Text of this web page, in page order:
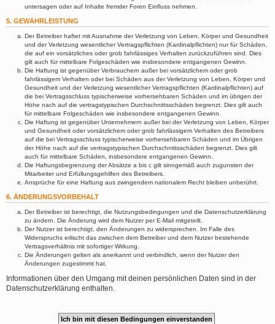
untersagen oder auf Inhalte fremder Foren Einfluss nehmen.
5. GEWÄHRLEISTUNG
Der Betreiber haftet mit Ausnahme der Verletzung von Leben, Körper und Gesundheit
und der Verletzung wesentlicher Vertragspflichten (Kardinalpflichten) nur für Schäden,
die auf ein vorsätzliches oder grob fahrlässiges Verhalten zurückzuführen sind. Dies
gilt auch für mittelbare Folgeschäden wie insbesondere entgangenen Gewinn.
Die Haftung ist gegenüber Verbrauchern außer bei vorsätzlichem oder grob
fahrlässigem Verhalten oder bei Schäden aus der Verletzung von Leben, Körper und
Gesundheit und der Verletzung wesentlicher Vertragspflichten (Kardinalpflichten) auf
die bei Vertragsschluss typischerweise vorhersehbaren Schäden und im übrigen der
Höhe nach auf die vertragstypischen Durchschnittsschäden begrenzt. Dies gilt auch
für mittelbare Folgeschäden wie insbesondere entgangenen Gewinn.
Die Haftung ist gegenüber Unternehmern außer bei der Verletzung von Leben, Körper
und Gesundheit oder vorsätzlichem oder grob fahrlässigem Verhalten des Betreibers
auf die bei Vertragsschluss typischerweise vorhersehbaren Schäden und im Übrigen
der Höhe nach auf die vertragstypischen Durchschnittsschäden begrenzt. Dies gilt
auch für mittelbare Schäden, insbesondere entgangenen Gewinn.
Die Haftungsbegrenzung der Absätze a bis c gilt sinngemäß auch zugunsten der
Mitarbeiter und Erfüllungsgehilfen des Betreibers.
Ansprüche für eine Haftung aus zwingendem nationalem Recht bleiben unberührt.
6. ÄNDERUNGSVORBEHALT
Der Betreiber ist berechtigt, die Nutzungsbedingungen und die Datenschutzerklärung
zu ändern. Die Änderung wird dem Nutzer per E-Mail mitgeteilt.
Der Nutzer ist berechtigt, den Änderungen zu widersprechen. Im Falle des
Widerspruchs erlischt das zwischen dem Betreiber und dem Nutzer bestehende
Vertragsverhältnis mit sofortiger Wirkung.
Die Änderungen gelten als anerkannt und verbindlich, wenn der Nutzer den
Änderungen zugestimmt hat.
Informationen über den Umgang mit deinen persönlichen Daten sind in der
Datenschutzerklärung enthalten.